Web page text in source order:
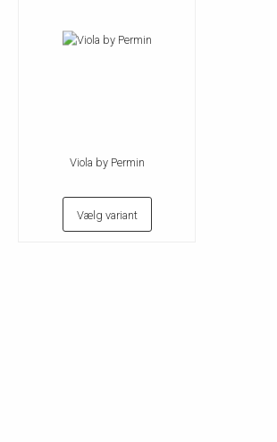
Viola by Permin
Vælg variant